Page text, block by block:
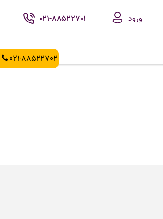
ورود 021-88522701
021-88522702